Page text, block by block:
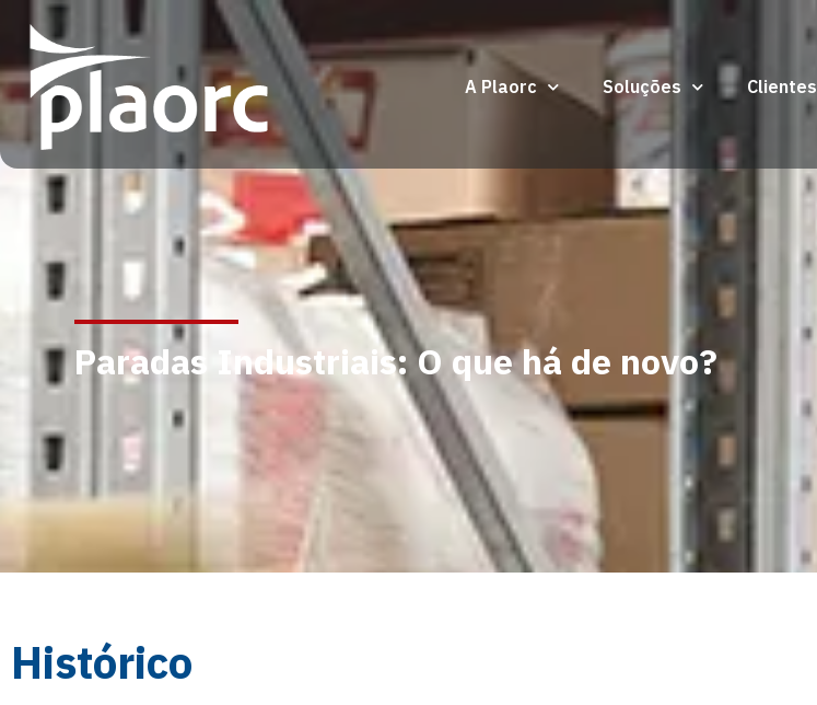
A Plaorc Soluções Clientes
Paradas Industriais: O que há de novo?
Histórico